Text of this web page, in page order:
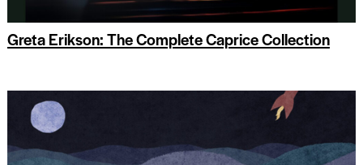
Greta Erikson: The Complete Caprice Collection